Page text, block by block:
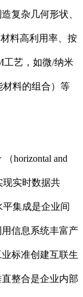
复杂几何形状、
料高利用率、按
工艺，如微/纳米
料的组合）等
horizontal and
现实时数据共
集成是企业间
信息系统丰富产
标准创建互联生
整合是企业内部